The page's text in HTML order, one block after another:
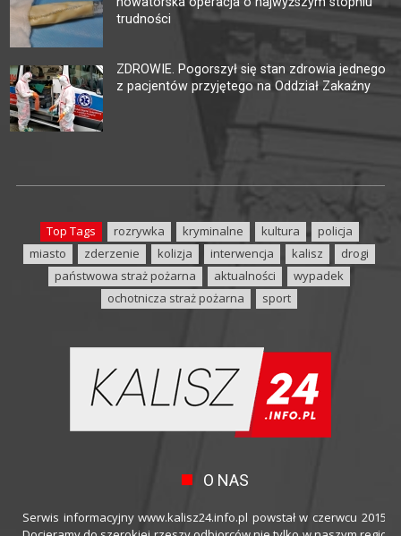
trudności
ZDROWIE. Pogorszył się stan zdrowia jednego
z pacjentów przyjętego na Oddział Zakaźny
Top Tags rozrywka kryminalne kultura
policja
miasto
zderzenie kolizja interwencja kalisz
drogi
państwowa straż pożarna
aktualności
wypadek
ochotnicza straż pożarna
sport
O NAS
Serwis informacyjny www.kalisz24.info.pl powstał w czerwcu 2015